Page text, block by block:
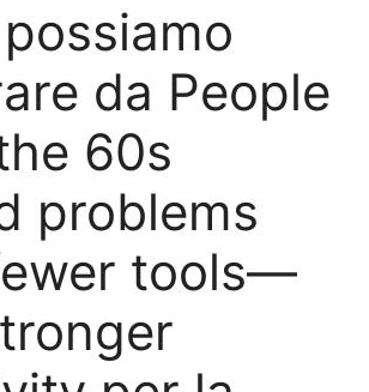
da People
60s
problems
tools—